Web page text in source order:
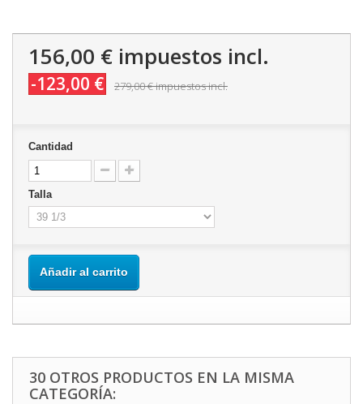
156,00 € impuestos incl.
-123,00 € 279,00 €impuestos incl.
Cantidad
Talla
Añadir al carrito
30 OTROS PRODUCTOS EN LA MISMA
CATEGORÍA: